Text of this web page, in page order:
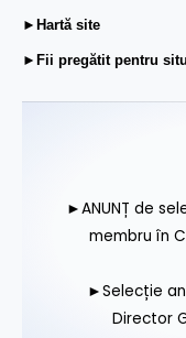
►Hartă site
►Fii pregătit pentru
►ANUNȚ de
membru în
►Selecție
Director